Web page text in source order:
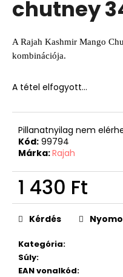
chutney
A Rajah Kashmir Mango
kombinációja.
A tétel elfogyott…
Pillanatnyilag nem
Kód: 99794
Márka:Rajah
1 430 Ft
Egységár:
Kategória:
Súly:
EAN vonalkód:
Kérdés